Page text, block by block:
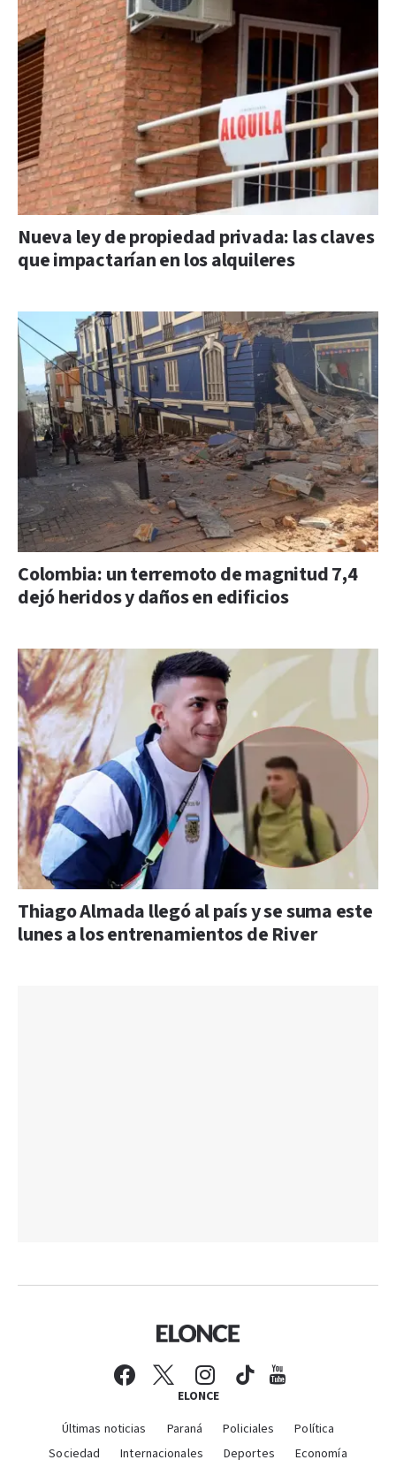
Nueva ley de propiedad privada: las claves
que impactarían en los alquileres
Colombia: un terremoto de magnitud 7,4
dejó heridos y daños en edificios
Thiago Almada llegó al país y se suma este
lunes a los entrenamientos de River
ELONCE
Últimas noticias Paraná Policiales
Política
Sociedad
Internacionales Deportes Economía